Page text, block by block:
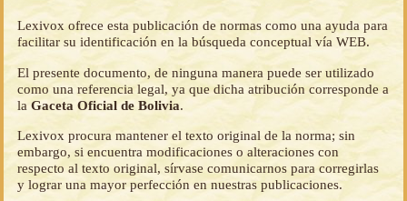
Lexivox ofrece esta publicación de normas como una ayuda para
facilitar su identificación en la búsqueda conceptual vía WEB.
El presente documento, de ninguna manera puede ser utilizado
como una referencia legal, ya que dicha atribución corresponde a
laGaceta Oficial de Bolivia.
Lexivox procura mantener el texto original de la norma; sin
embargo, si encuentra modificaciones o alteraciones con
respecto al texto original, sírvase comunicarnos para corregirlas
y lograr una mayor perfección en nuestras publicaciones.